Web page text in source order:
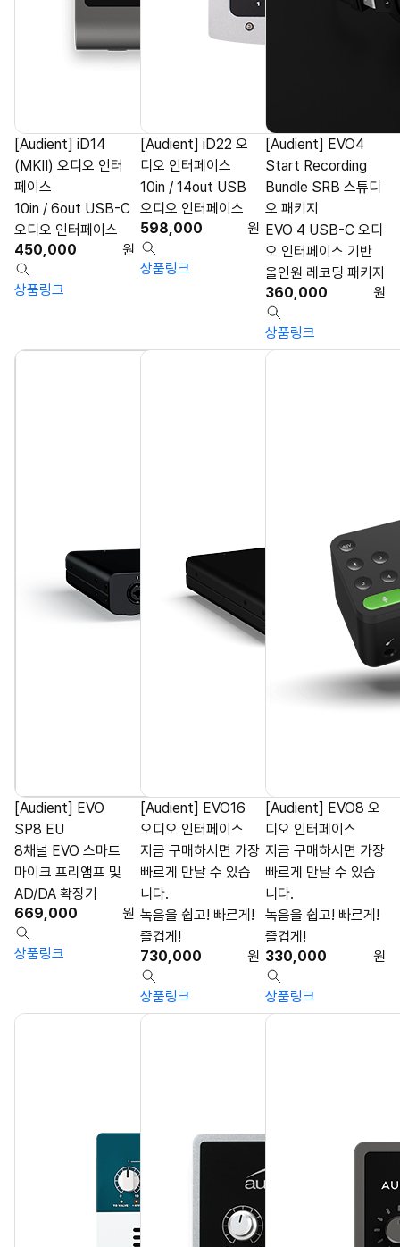
[Audient] iD14
(MKII) 오디오 인터
페이스
10in / 6out USB-C
오디오 인터페이스
450,000
원
상품링크
[Audient] iD22 오
디오 인터페이스
10in / 14out USB
오디오 인터페이스
598,000
원
상품링크
[Audient] EVO4
Start Recording
Bundle SRB 스튜디
오 패키지
EVO 4 USB-C 오디
오 인터페이스 기반
올인원 레코딩 패키지
360,000
원
상품링크
[Audient] EVO
SP8 EU
8채널 EVO 스마트
마이크 프리앰프 및
AD/DA 확장기
669,000
원
상품링크
[Audient] EVO16
오디오 인터페이스
지금 구매하시면 가장
빠르게 만날 수 있습
니다.
녹음을 쉽고! 빠르게!
즐겁게!
730,000
원
상품링크
[Audient] EVO8 오
디오 인터페이스
지금 구매하시면 가장
빠르게 만날 수 있습
니다.
녹음을 쉽고! 빠르게!
즐겁게!
330,000
원
상품링크